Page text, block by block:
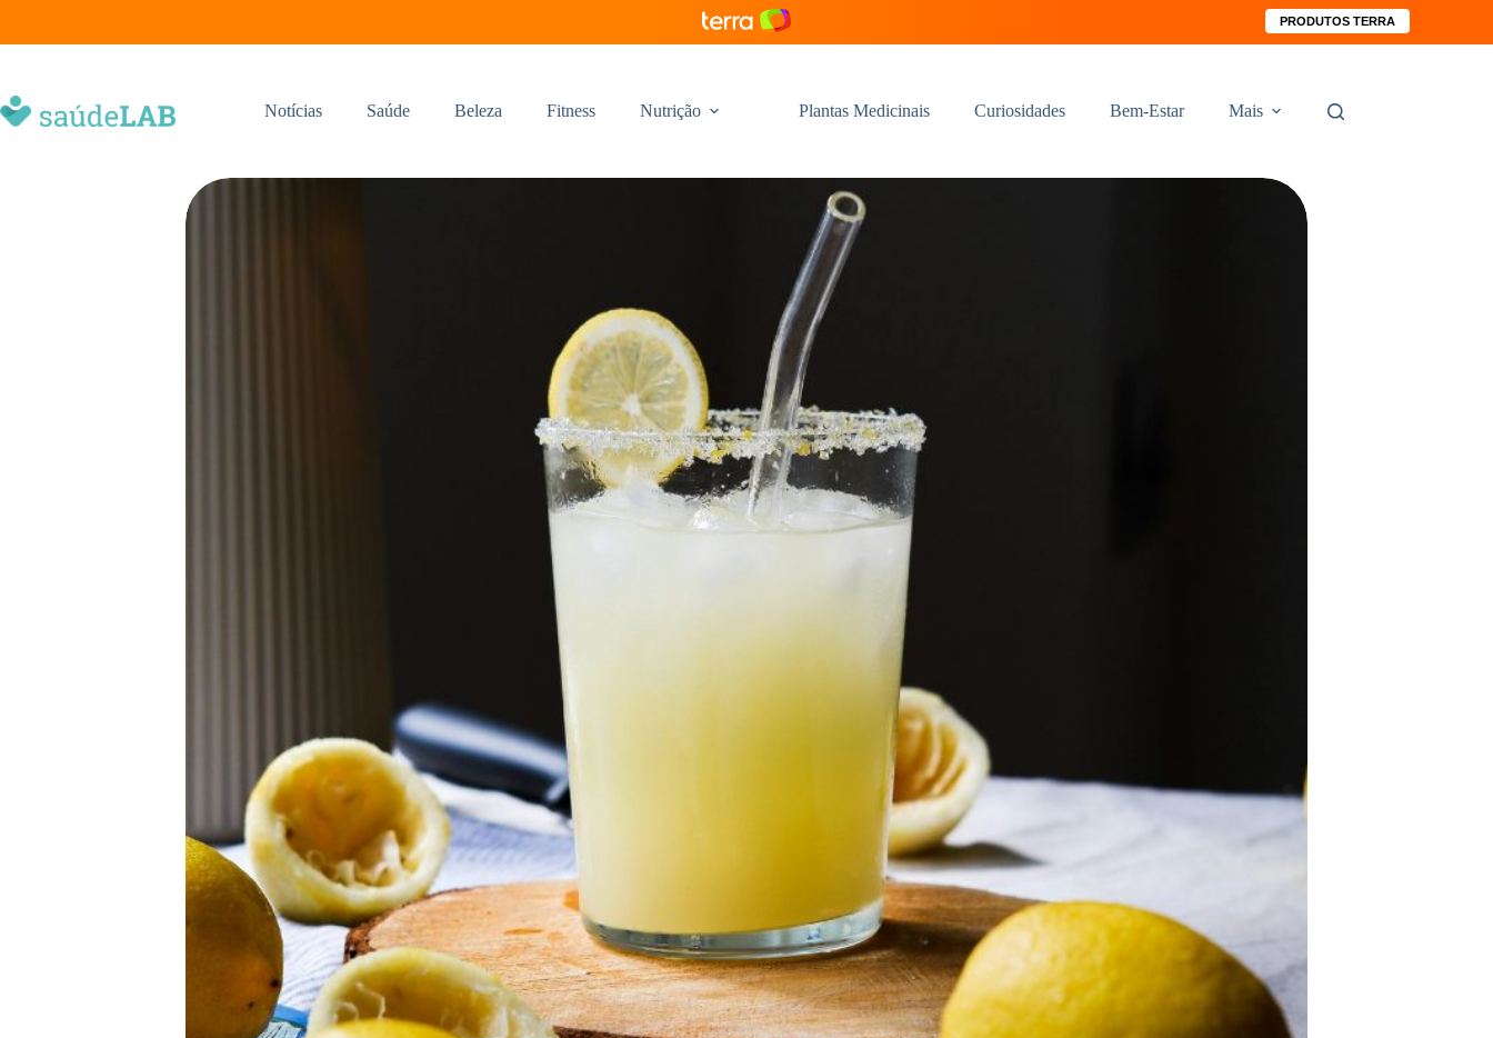
PRODUTOS TERRA
Notícias Saúde Beleza Fitness Nutrição Plantas Medicinais Curiosidades Bem-Estar Mais